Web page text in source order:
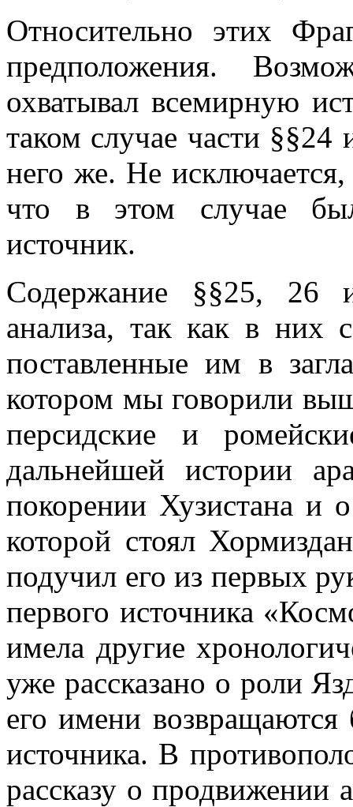
Относительно этих
предположения.
охватывал всемирную
таком случае части
него же. Не
что в этом случае
источник.
Содержание §§25, 26
анализа, так как в них
поставленные им в
котором мы говорили
персидские и
дальнейшей истории
покорении Хузистана и
которой стоял
подучил его из первых
первого источника
имела другие
уже рассказано о роли
его имени возвращаются
источника. В
рассказу о продвижении